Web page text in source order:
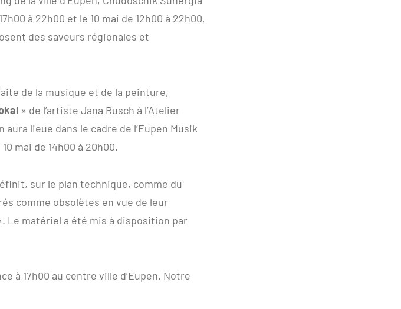
à 22h00 et le 10 mai de 12h00 à 22h00,
des saveurs régionales et
de la musique et de la peinture,
» de l’artiste Jana Rusch à l’Atelier
aura lieue dans le cadre de l’Eupen Musik
mai de 14h00 à 20h00.
sur le plan technique, comme du
comme obsolètes en vue de leur
Le matériel a été mis à disposition par
à 17h00 au centre ville d’Eupen. Notre